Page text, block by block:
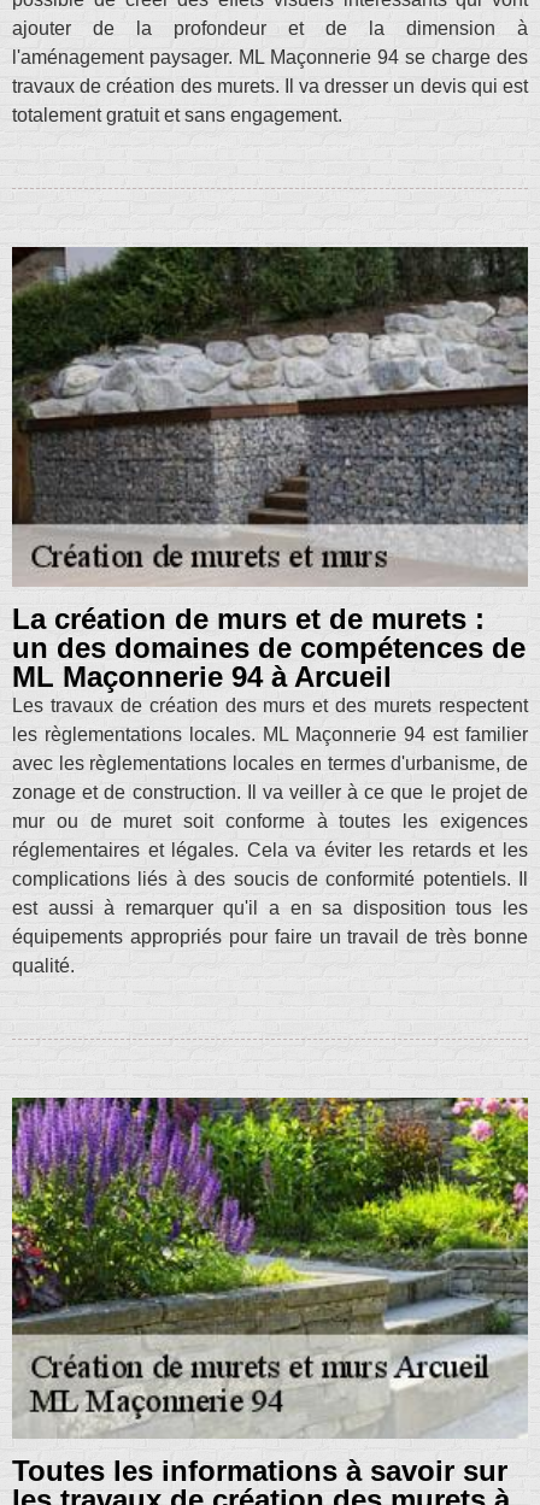
ajouter de la profondeur et de la dimension à
l'aménagement paysager. ML Maçonnerie 94 se charge des
travaux de création des murets. Il va dresser un devis qui est
totalement gratuit et sans engagement.
La création de murs et de murets :
un des domaines de compétences de
ML Maçonnerie 94 à Arcueil
Les travaux de création des murs et des murets respectent
les règlementations locales. ML Maçonnerie 94 est familier
avec les règlementations locales en termes d'urbanisme, de
zonage et de construction. Il va veiller à ce que le projet de
mur ou de muret soit conforme à toutes les exigences
réglementaires et légales. Cela va éviter les retards et les
complications liés à des soucis de conformité potentiels. Il
est aussi à remarquer qu'il a en sa disposition tous les
équipements appropriés pour faire un travail de très bonne
qualité.
Toutes les informations à savoir sur